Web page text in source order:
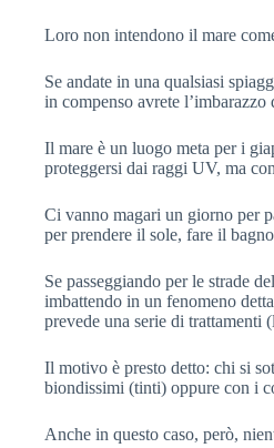
Loro non intendono il mare
Se andate in una qualsiasi
in compenso avrete
Il mare è un luogo meta per i
proteggersi dai raggi UV, ma
Ci vanno magari un giorno per
per prendere il sole, fare il
Se passeggiando per le strade
imbattendo in un fenomeno
prevede una serie di trattamenti
Il motivo è presto detto: chi si
biondissimi (tinti) oppure con i
Anche in questo caso, però,